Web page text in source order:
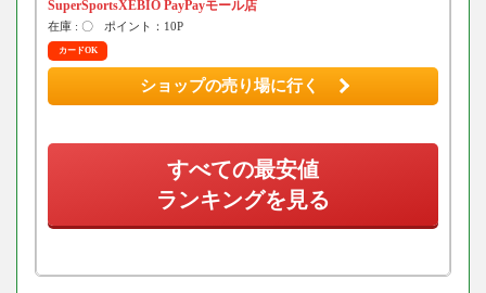
SuperSportsXEBIO PayPayモール店
在庫 : 〇 ポイント：10P
カードOK
ショップの売り場に行く
すべての最安値
ランキングを見る